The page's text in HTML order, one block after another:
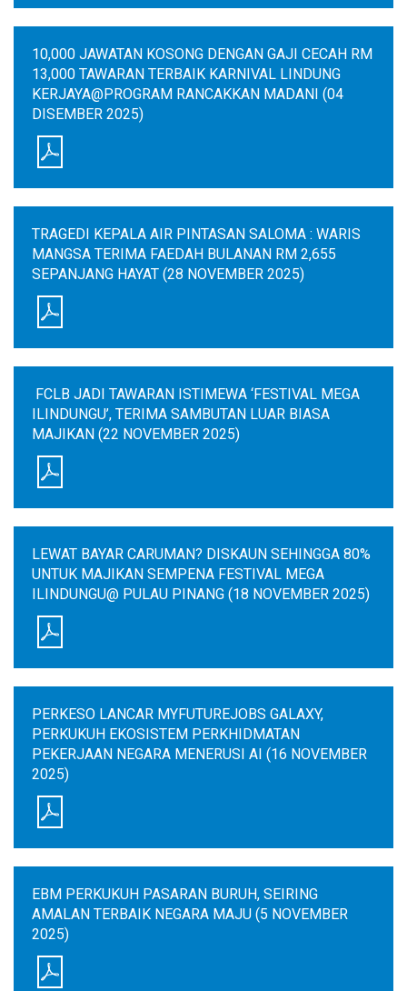
10,000 JAWATAN KOSONG DENGAN GAJI CECAH RM
13,000 TAWARAN TERBAIK KARNIVAL LINDUNG
KERJAYA@PROGRAM RANCAKKAN MADANI (04
DISEMBER 2025)
TRAGEDI KEPALA AIR PINTASAN SALOMA : WARIS
MANGSA TERIMA FAEDAH BULANAN RM 2,655
SEPANJANG HAYAT (28 NOVEMBER 2025)
FCLB JADI TAWARAN ISTIMEWA ‘FESTIVAL MEGA
ILINDUNGU’, TERIMA SAMBUTAN LUAR BIASA
MAJIKAN (22 NOVEMBER 2025)
LEWAT BAYAR CARUMAN? DISKAUN SEHINGGA 80%
UNTUK MAJIKAN SEMPENA FESTIVAL MEGA
ILINDUNGU@ PULAU PINANG (18 NOVEMBER 2025)
PERKESO LANCAR MYFUTUREJOBS GALAXY,
PERKUKUH EKOSISTEM PERKHIDMATAN
PEKERJAAN NEGARA MENERUSI AI (16 NOVEMBER
2025)
EBM PERKUKUH PASARAN BURUH, SEIRING
AMALAN TERBAIK NEGARA MAJU (5 NOVEMBER
2025)